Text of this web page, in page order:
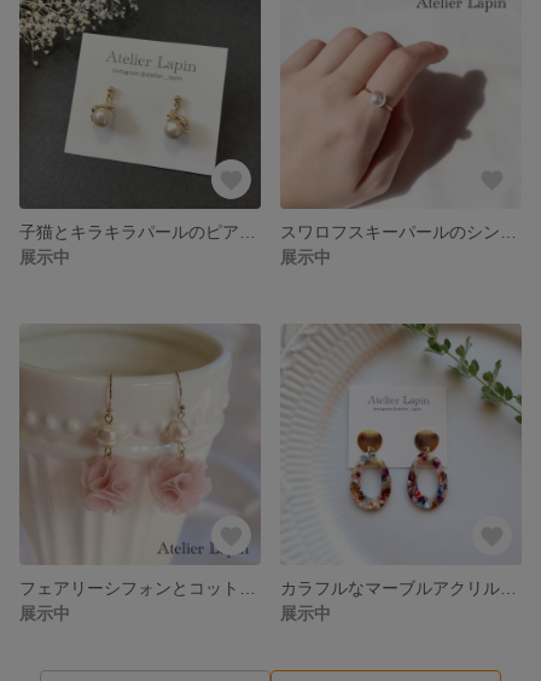
展示中
展示中
展示中
展示中